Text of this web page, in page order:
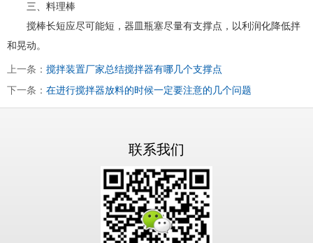
三、料理棒
搅棒长短应尽可能短，器皿瓶塞尽量有支撑点，以利润化降低拌
和晃动。
上一条： 搅拌装置厂家总结搅拌器有哪几个支撑点
下一条： 在进行搅拌器放料的时候一定要注意的几个问题
联系我们